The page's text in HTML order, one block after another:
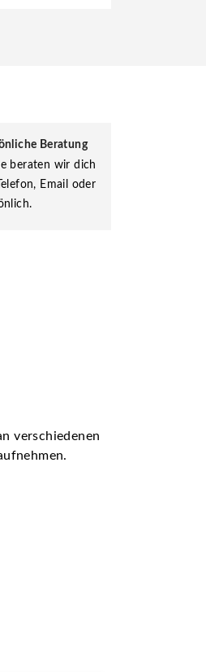
Beratung
beraten wir dich
Email oder
verschiedenen